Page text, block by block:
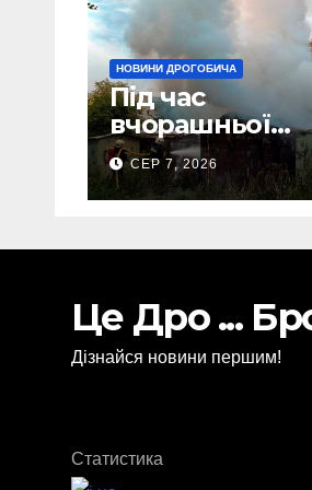
НОВИНИ ДРОГОБИЧА
Під час
вчорашньої
пожежі у
Дрогобичі:
“врятовано” 4
СЕР 7, 2026
Це Дро ...
Дізнайся новини першим!
Статистика